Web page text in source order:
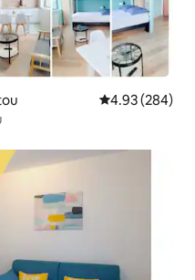
Calificación
4.93 (284)